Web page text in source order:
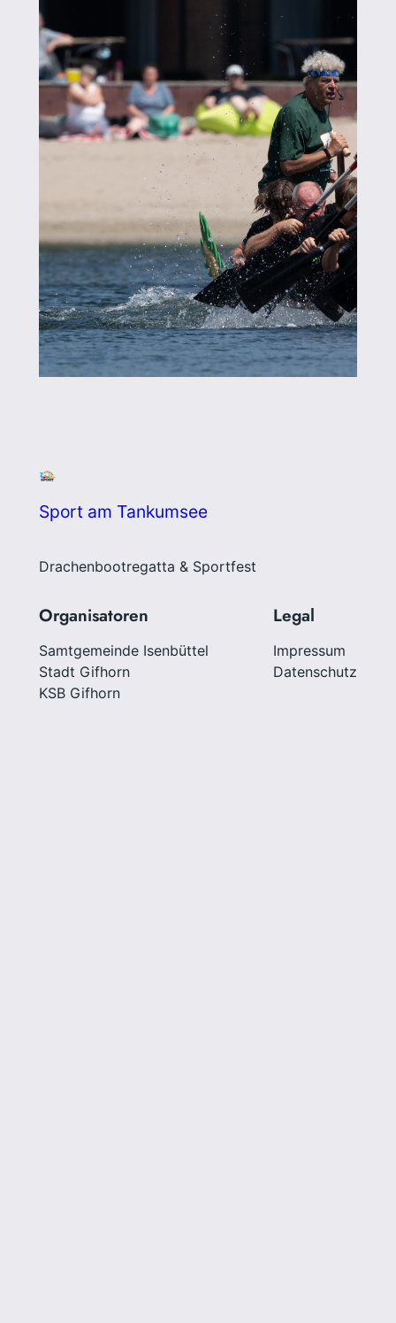
Sport am Tankumsee
Drachenbootregatta & Sportfest
Organisatoren
Samtgemeinde Isenbüttel
Stadt Gifhorn
KSB Gifhorn
Legal
Impressum
Datenschutz